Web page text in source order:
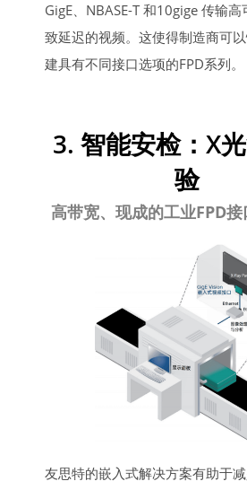
GigE、NBASE-T 和10gige 传输
致延迟的视频。这使得制造商可
建具有不同接口选项的FPD系列。
3. 智能安检：X
验
高带宽、现成的工业FPD
友思特的嵌入式解决方案有助于